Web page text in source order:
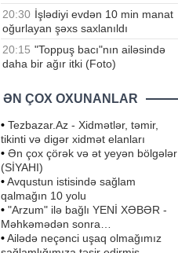
20:30 İşlədiyi evdən 10 min manat
oğurlayan şəxs saxlanıldı
20:15 "Toppuş bacı"nın ailəsində
daha bir ağır itki (Foto)
ƏN ÇOX OXUNANLAR
• Tezbazar.Az - Xidmətlər, təmir,
tikinti və digər xidmət elanları
• Ən çox çörək və ət yeyən bölgələr
(SİYAHI)
•Avqustun istisində sağlam
qalmağın 10 yolu
• "Arzum" ilə bağlı YENİ XƏBƏR -
Məhkəmədən sonra…
•Ailədə neçənci uşaq olmağımız